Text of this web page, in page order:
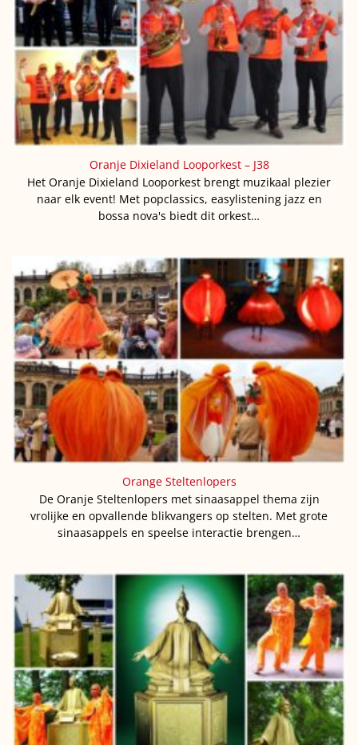
Oranje Dixieland Looporkest – J38
Het Oranje Dixieland Looporkest brengt muzikaal plezier
naar elk event! Met popclassics, easylistening jazz en
bossa nova's biedt dit orkest…
Orange Steltenlopers
De Oranje Steltenlopers met sinaasappel thema zijn
vrolijke en opvallende blikvangers op stelten. Met grote
sinaasappels en speelse interactie brengen…